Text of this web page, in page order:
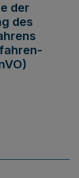
der
des